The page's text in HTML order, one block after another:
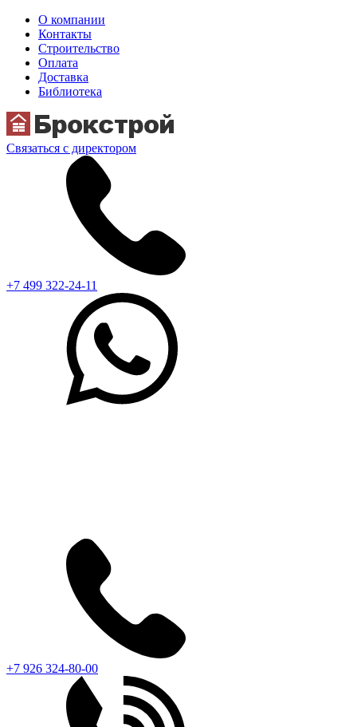
О компании
Контакты
Строительство
Оплата
Доставка
Библиотека
Связаться с директором
+7 499 322-24-11
+7 926 324-80-00